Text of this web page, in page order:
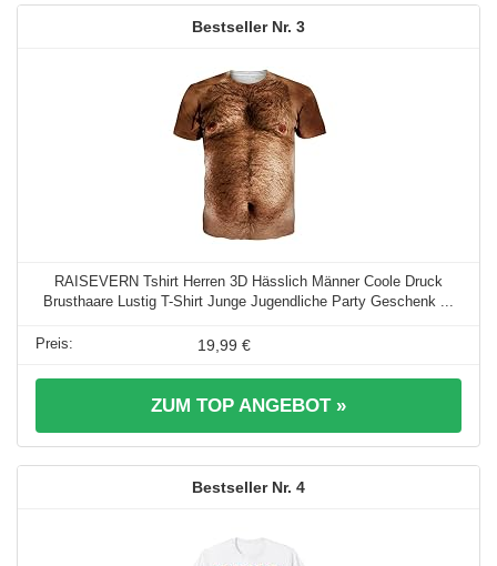
3
RAISEVERN Tshirt Herren 3D Hässlich Männer Coole Druck
Brusthaare Lustig T-Shirt Junge Jugendliche Party Geschenk ...
19,99 €
ZUM TOP ANGEBOT »
4